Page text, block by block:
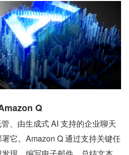
Q
、由生成式 AI 支持的企业聊天
它。Amazon Q 通过支持关键任